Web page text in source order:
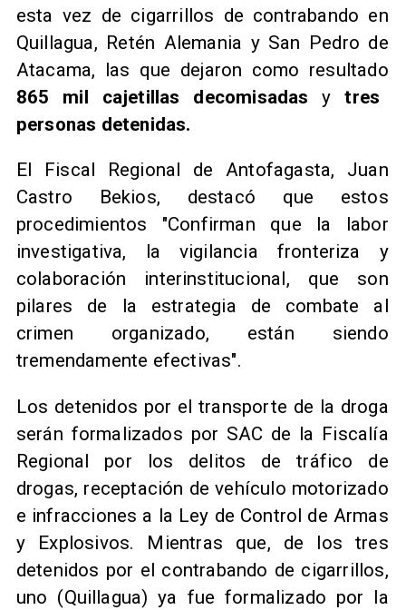
esta vez de cigarrillos de contrabando en
Quillagua, Retén Alemania y San Pedro de
Atacama, las que dejaron como resultado
865 mil cajetillas decomisadas ytres
personas detenidas.
El Fiscal Regional de Antofagasta, Juan
Castro Bekios, destacó que estos
procedimientos "Confirman que la labor
investigativa, la vigilancia fronteriza y
colaboración interinstitucional, que son
pilares de la estrategia de combate al
crimen organizado, están siendo
tremendamente efectivas".
Los detenidos por el transporte de la droga
serán formalizados por SAC de la Fiscalía
Regional por los delitos de tráfico de
drogas, receptación de vehículo motorizado
e infracciones a la Ley de Control de Armas
y Explosivos. Mientras que, de los tres
detenidos por el contrabando de cigarrillos,
uno (Quillagua) ya fue formalizado por la